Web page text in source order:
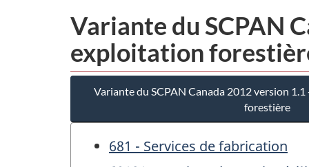
Variante du SCPAN
exploitation
Variante du SCPAN Canada 2012 version
forestière
681 - Services de fabrication